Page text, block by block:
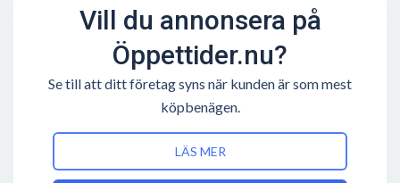
Vill du annonsera på
Öppettider.nu?
Se till att ditt företag syns när kunden är som mest
köpbenägen.
LÄS MER